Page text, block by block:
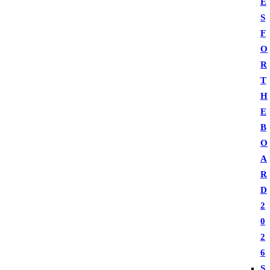
S
F
O
R
T
H
E
B
O
A
R
D
2
0
2
6
S